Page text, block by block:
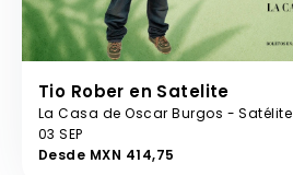
Tio Rober en Satelite
La Casa de Oscar Burgos - Satélite
03 SEP
Desde MXN 414,75